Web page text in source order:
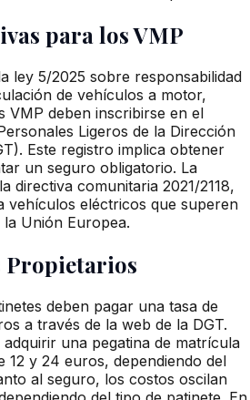
para los VMP
ley 5/2025 sobre responsabilidad
de vehículos a motor,
VMP deben inscribirse en el
Ligeros de la Dirección
Este registro implica obtener
un seguro obligatorio. La
directiva comunitaria 2021/2118,
vehículos eléctricos que superen
Unión Europea.
Propietarios
deben pagar una tasa de
a través de la web de la DGT.
una pegatina de matrícula
y 24 euros, dependiendo del
al seguro, los costos oscilan